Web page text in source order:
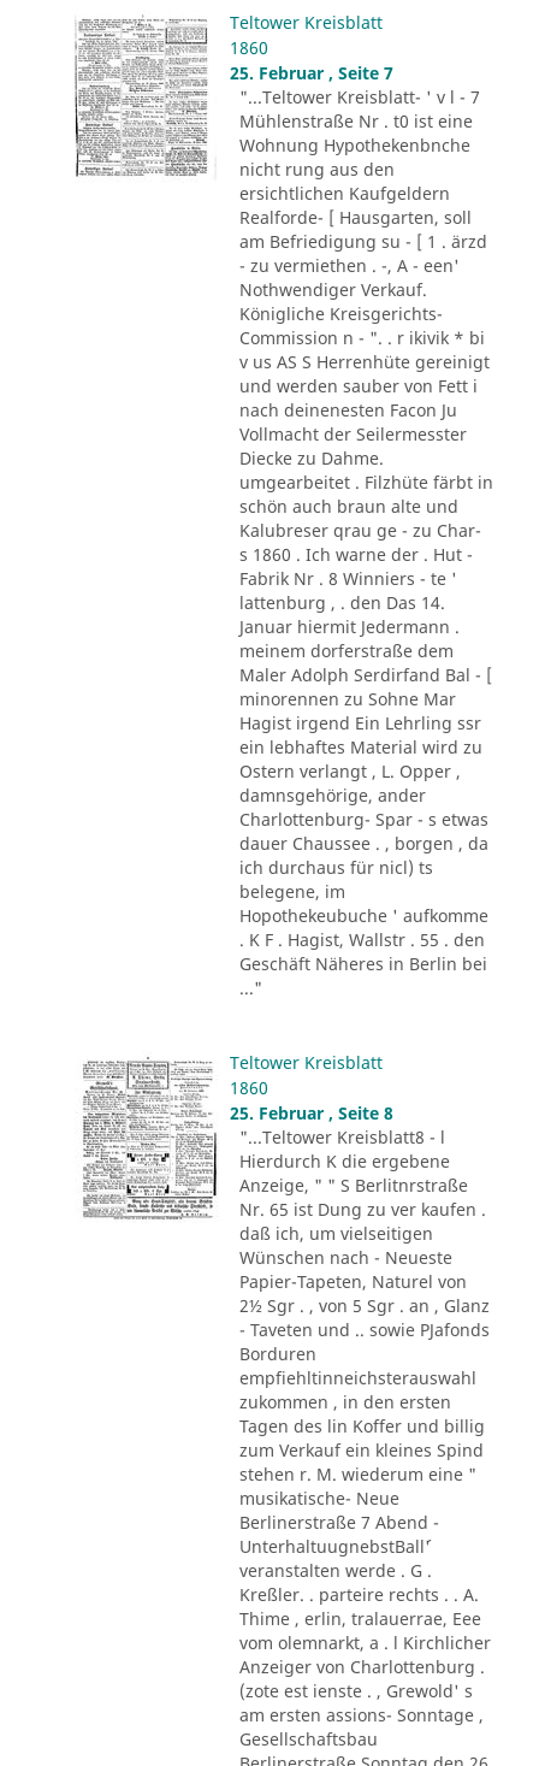
Teltower Kreisblatt
1860
25. Februar , Seite 7
"...Teltower Kreisblatt- ' v l - 7
Mühlenstraße Nr . t0 ist eine
Wohnung Hypothekenbnche
nicht rung aus den
ersichtlichen Kaufgeldern
Realforde- [ Hausgarten, soll
am Befriedigung su - [ 1 . ärzd
- zu vermiethen . -, A - een'
Nothwendiger Verkauf.
Königliche Kreisgerichts-
Commission n - ". . r ikivik * bi
v us AS S Herrenhüte gereinigt
und werden sauber von Fett i
nach deinenesten Facon Ju
Vollmacht der Seilermesster
Diecke zu Dahme.
umgearbeitet . Filzhüte färbt in
schön auch braun alte und
Kalubreser qrau ge - zu Char-
s 1860 . Ich warne der . Hut -
Fabrik Nr . 8 Winniers - te '
lattenburg , . den Das 14.
Januar hiermit Jedermann .
meinem dorferstraße dem
Maler Adolph Serdirfand Bal - [
minorennen zu Sohne Mar
Hagist irgend Ein Lehrling ssr
ein lebhaftes Material wird zu
Ostern verlangt , L. Opper ,
damnsgehörige, ander
Charlottenburg- Spar - s etwas
dauer Chaussee . , borgen , da
ich durchaus für nicl) ts
belegene, im
Hopothekeubuche ' aufkomme
. K F . Hagist, Wallstr . 55 . den
Geschäft Näheres in Berlin bei
..."
Teltower Kreisblatt
1860
25. Februar , Seite 8
"...Teltower Kreisblatt8 - l
Hierdurch K die ergebene
Anzeige, " " S Berlitnrstraße
Nr. 65 ist Dung zu ver kaufen .
daß ich, um vielseitigen
Wünschen nach - Neueste
Papier-Tapeten, Naturel von
2½ Sgr . , von 5 Sgr . an , Glanz
- Taveten und .. sowie PJafonds
Borduren
empfiehltinneichsterauswahl
zukommen , in den ersten
Tagen des lin Koffer und billig
zum Verkauf ein kleines Spind
stehen r. M. wiederum eine "
musikatische- Neue
Berlinerstraße 7 Abend -
UnterhaltuugnebstBall´'
veranstalten werde . G .
Kreßler. . parteire rechts . . A.
Thime , erlin, tralauerrae, Eee
vom olemnarkt, a . l Kirchlicher
Anzeiger von Charlottenburg .
(zote est ienste . , Grewold' s
am ersten assions- Sonntage ,
Gesellschaftsbau